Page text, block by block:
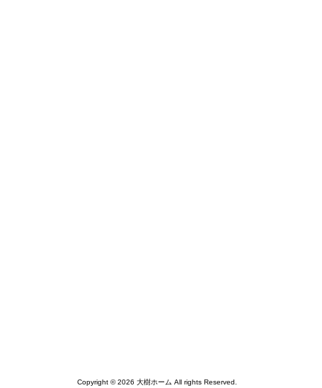
Copyright © 2026 大樹ホーム All rights Reserved.